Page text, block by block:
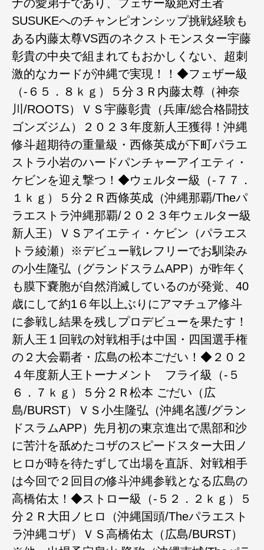
ナの愛弟子であり、フェザー級絶対王者
SUSUKEへのチャンピオンシップ挑戦経験も
ある内藤太尊VS西のネクストモンスター宇藤
彰貴の中央で組まれてもおかしくない、超刺
激的なカードが沖縄で実現！！◆フェザー級
（-６５．８ｋｇ）５分３Ｒ内藤太尊（神奈
川/ROOTS）ＶＳ宇藤彰貴（兵庫/総合格闘技
ゴンズジム）２０２３年度新人王獲得！沖縄
修斗超期待の重量級・西條英成が下町パラエ
ストラ小岩のハードパンチャーアイエティ・
ケビンを迎え撃つ！◆ウェルター級（-７７．
１ｋｇ）５分２Ｒ西條英成（沖縄那覇/Theパ
ラエストラ沖縄那覇/２０２３年ウェルター級
新人王）ＶＳアイエティ・ケビン（パラエス
トラ綾瀬）※デビュー戦レフリーでお馴染み
の小生隆弘（グランドスラムAPP）が昨年く
も膜下嚢胞が自然消滅しているのが発覚、40
歳にして約1６年以上ぶりにアマチュア修斗
に参戦し結果を残しプロデビューを果たす！
新人王１回戦の対戦相手は中国・四国選手権
の２大会覇者・広島の松本ごだい！◆２０２
４年度新人王トーナメント フライ級（-５
６．７ｋｇ）５分２Ｒ松本 ごだい（広
島/BURST）ＶＳ小生隆弘（沖縄名護/グラン
ドスラムAPP）先月初の東京進出で黒部和沙
に苦汁を舐めたコザのスピードスター大田ノ
ヒロが時を待たずして出場を直訴、対戦相手
は今回で２回目の修斗沖縄参戦となる広島の
高橋佑太！◆ストロー級（-５２．２ｋｇ）５
分２Ｒ大田ノヒロ（沖縄国頭/Theパラエスト
ラ沖縄コザ）ＶＳ高橋佑太（広島/BURST）